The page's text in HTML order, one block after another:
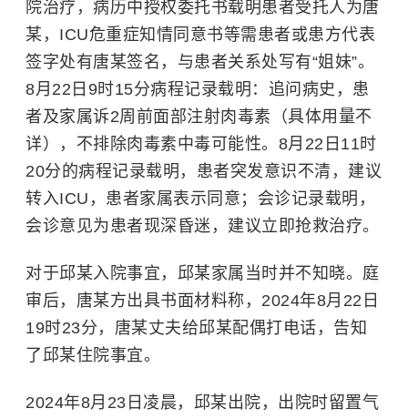
院治疗，病历中授权委托书载明患者受托人为唐
某，ICU危重症知情同意书等需患者或患方代表
签字处有唐某签名，与患者关系处写有“姐妹”。
8月22日9时15分病程记录载明：追问病史，患
者及家属诉2周前面部注射肉毒素（具体用量不
详），不排除肉毒素中毒可能性。 8月22日11时
20分的病程记录载明，患者突发意识不清，建议
转入ICU，患者家属表示同意；会诊记录载明，
会诊意见为患者现深昏迷，建议立即抢救治疗。
对于邱某入院事宜，邱某家属当时并不知晓。庭
审后，唐某方出具书面材料称，2024年8月22日
19时23分，唐某丈夫给邱某配偶打电话，告知
了邱某住院事宜。
2024年8月23日凌晨，邱某出院，出院时留置气